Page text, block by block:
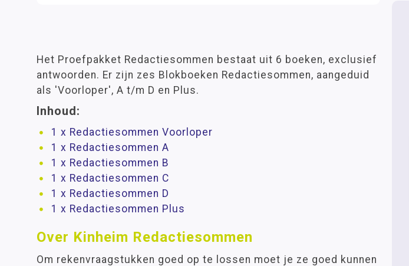
Het Proefpakket Redactiesommen bestaat uit 6 boeken, exclusief
antwoorden. Er zijn zes Blokboeken Redactiesommen, aangeduid
als 'Voorloper', A t/m D en Plus.
Inhoud:
1 x Redactiesommen Voorloper
1 x Redactiesommen A
1 x Redactiesommen B
1 x Redactiesommen C
1 x Redactiesommen D
1 x Redactiesommen Plus
Over Kinheim Redactiesommen
Om rekenvraagstukken goed op te lossen moet je ze goed kunnen